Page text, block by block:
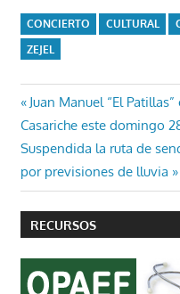
CONCIERTO CULTURAL
ZEJEL
Navegación
de
entradas
Entrada
anterior:
Juan Manuel “El
Casariche este domingo
Entrada
siguiente:
Suspendida la ruta de
por previsiones de lluvia
RECURSOS